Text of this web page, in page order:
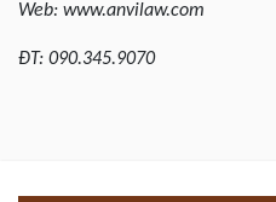
Web: www.anvilaw.com
ĐT: 090.345.9070